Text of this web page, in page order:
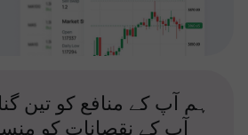
ہم آپ کے منافع کو تین
آپ کے نقصانات کو